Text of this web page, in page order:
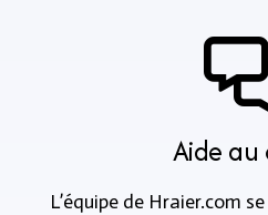
Aide au
L’équipe de Hraier.com